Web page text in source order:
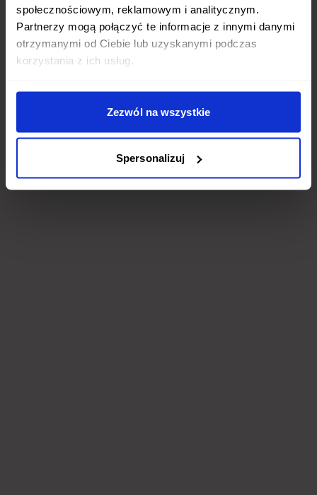
społecznościowym, reklamowym i analitycznym.
Partnerzy mogą połączyć te informacje z innymi danymi
otrzymanymi od Ciebie lub uzyskanymi podczas
korzystania z ich usług.
Zezwól na wszystkie
Spersonalizuj